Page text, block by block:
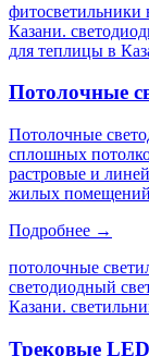
фитосветильники
Казани.
для теплицы в
Потолочные
Потолочные
сплошных
растровые и
жилых
Подробнее →
потолочные
светодиодный
Казани.
Трековые